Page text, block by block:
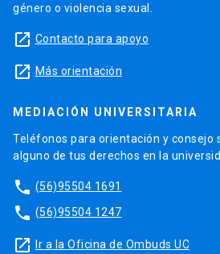
género o violencia sexual.
launch Contacto para apoyo
launch Más orientación
MEDIACIÓN UNIVERSITARIA
Teléfonos para orientación y consejo
alguno de tus derechos en la
phone (56)95504 1691
phone (56)95504 1247
launch Ir a la Oficina de Ombuds UC